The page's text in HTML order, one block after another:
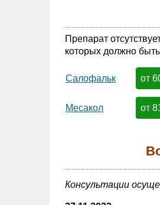
Препарат
которых должно
Салофальк от
Месакол от
Консультации